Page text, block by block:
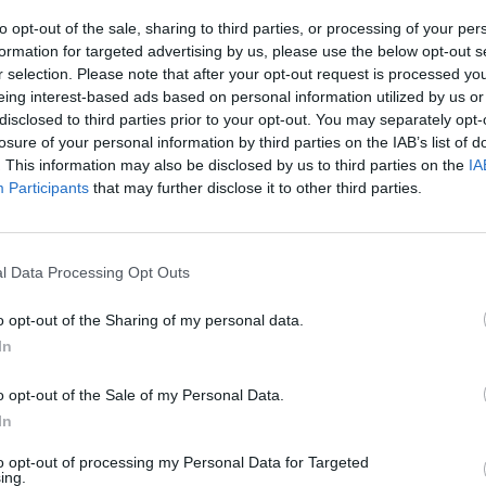
opt-out of the sale, sharing to third parties, or processing of your
for targeted advertising by us, please use the below opt-out
selection. Please note that after your opt-out request is processed
interest-based ads based on personal information utilized by us
to third parties prior to your opt-out. You may separately
of your personal information by third parties on the IAB’s list of
This information may also be disclosed by us to third parties on the
Participants that may further disclose it to other third parties.
Data Processing Opt Outs
opt-out of the Sharing of my personal data.
opt-out of the Sale of my Personal Data.
opt-out of processing my Personal Data for Targeted
Más días
EN TELEVISIÓN EN ESPAÑA
, podemos dar los siguientes datos:
1306
1